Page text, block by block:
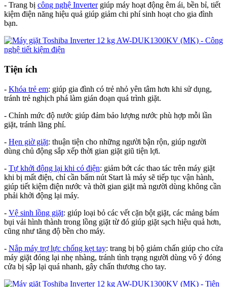
- Trang bị công nghệ Invertergiúp máy hoạt động êm ái, bền bỉ, tiết
kiệm điện năng hiệu quả giúp giảm chi phí sinh hoạt cho gia đình
bạn.
Tiện ích
- Khóa trẻ em: giúp gia đình có trẻ nhỏ yên tâm hơn khi sử dụng,
tránh trẻ nghịch phá làm gián đoạn quá trình giặt.
- Chỉnh mức độ nước giúp đảm bảo lượng nước phù hợp mỗi lần
giặt, tránh lãng phí.
- Hẹn giờ giặt: thuận tiện cho những người bận rộn, giúp người
dùng chủ động sắp xếp thời gian giặt giũ tiện lợi.
- Tự khởi động lại khi có điện: giảm bớt các thao tác trên máy giặt
khi bị mất điện, chỉ cần bấm nút Start là máy sẽ tiếp tục vận hành,
giúp tiết kiệm điện nước và thời gian giặt mà người dùng không cần
phải khởi động lại máy.
- Vệ sinh lồng giặt: giúp loại bỏ các vết cặn bột giặt, các mảng bám
bụi vải hình thành trong lồng giặt từ đó giúp giặt sạch hiệu quả hơn,
cũng như tăng độ bền cho máy.
- Nắp máy trợ lực chống kẹt tay: trang bị bộ giảm chấn giúp cho cửa
máy giặt đóng lại nhẹ nhàng, tránh tình trạng người dùng vô ý đóng
cửa bị sập lại quá nhanh, gây chấn thương cho tay.